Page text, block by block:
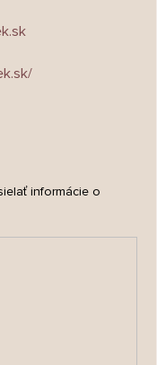
informácie o